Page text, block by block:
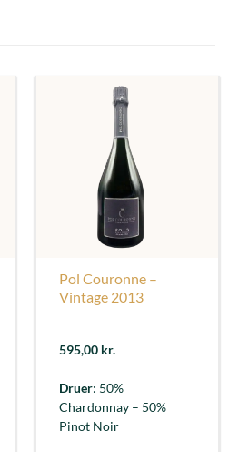
Pol Couronne –
Vintage 2013
595,00 kr.
Druer: 50%
Chardonnay – 50%
Pinot Noir